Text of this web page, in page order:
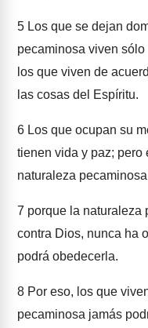
5 Los que se dejan
pecaminosa viven
los que viven de
las cosas del Espíritu.
6 Los que ocupan su
tienen vida y paz; pero
naturaleza
7 porque la naturaleza
contra Dios, nunca ha
podrá obedecerla.
8 Por eso, los que
pecaminosa jamás